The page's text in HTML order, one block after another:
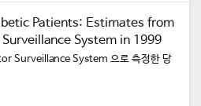
Patients: Estimates from
System in 1999
Surveillance System 으로 측정한 당